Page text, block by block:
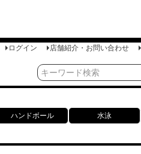
ログイン 店舗紹介・お問い合わせ
ハンドボール 水泳